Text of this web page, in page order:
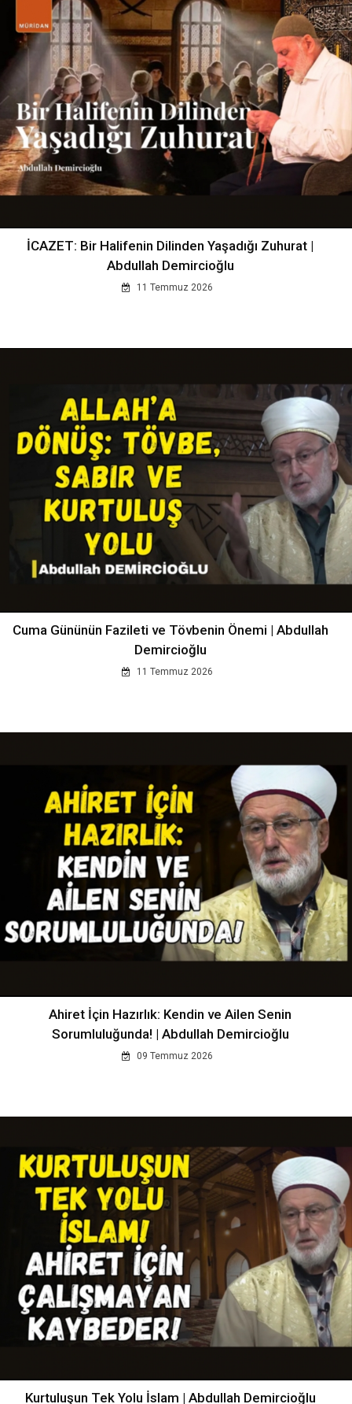
İCAZET: Bir Halifenin Dilinden Yaşadığı Zuhurat |
Abdullah Demircioğlu
11 Temmuz 2026
Cuma Gününün Fazileti ve Tövbenin Önemi | Abdullah
Demircioğlu
11 Temmuz 2026
Ahiret İçin Hazırlık: Kendin ve Ailen Senin
Sorumluluğunda! | Abdullah Demircioğlu
09 Temmuz 2026
Kurtuluşun Tek Yolu İslam | Abdullah Demircioğlu